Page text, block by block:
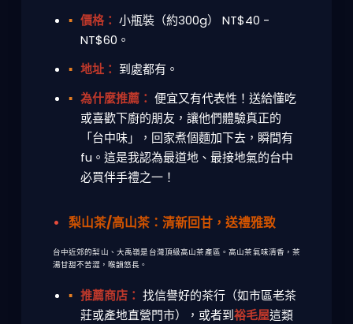
價格： 小瓶裝（約300g） NT$40 -
NT$60。
地址： 到處都有。
為什麼推薦： 便宜又有代表性！送給懂吃
或喜歡下廚的朋友，讓他們體驗真正的
「台中味」，回家煮個麵加下去，瞬間有
fu。這是我認為最道地、最接地氣的台中
必買伴手禮之一！
梨山茶/高山茶：清新回甘，送禮雅致
台中近郊的梨山、大禹嶺是台灣頂級高山茶產區。高山茶氣味清香，茶
湯甘甜不苦澀，喉韻悠長。
推薦商店： 找信譽好的茶行（如市區老茶
莊或產地直營門市），或者到裕毛屋這類